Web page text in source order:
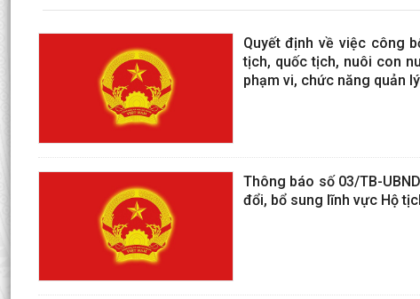
Quyết định về việc công
tịch, quốc tịch, nuôi con
phạm vi, chức năng quản
Thông báo số 03/TB-
đổi, bổ sung lĩnh vực Hộ